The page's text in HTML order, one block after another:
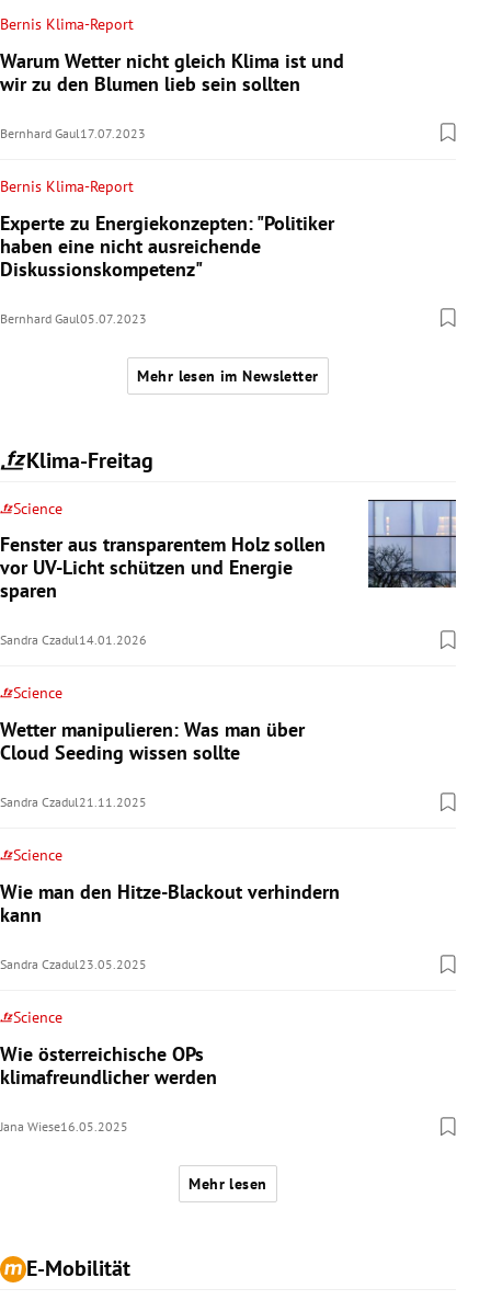
Bernis Klima-Report
Warum Wetter nicht gleich Klima ist und
wir zu den Blumen lieb sein sollten
Bernhard Gaul 17.07.2023
Bernis Klima-Report
Experte zu Energiekonzepten: "Politiker
haben eine nicht ausreichende
Diskussionskompetenz"
Bernhard Gaul05.07.2023
Mehr lesen im Newsletter
Klima-Freitag
Science
Fenster aus transparentem Holz sollen
vor UV-Licht schützen und Energie
sparen
Sandra Czadul14.01.2026
Science
Wetter manipulieren: Was man über
Cloud Seeding wissen sollte
Sandra Czadul21.11.2025
Science
Wie man den Hitze-Blackout verhindern
kann
Sandra Czadul23.05.2025
Science
Wie österreichische OPs
klimafreundlicher werden
Jana Wiese16.05.2025
Mehr lesen
E-Mobilität